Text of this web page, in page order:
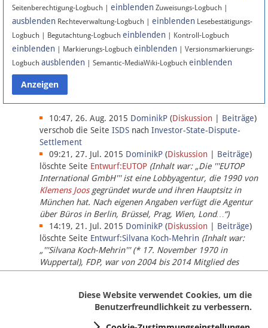
Instagram
Anmelden
Datenschutz
Über Lobbypedia
Impressum
Seitenberechtigung-Logbuch | einblenden Zuweisungs-Logbuch |
ausblenden Rechteverwaltung-Logbuch | einblenden Lesebestätigungs-
Logbuch | Begutachtung-Logbuch einblenden | Kontroll-Logbuch
einblenden | Markierungs-Logbuch einblenden | Versionsmarkierungs-
Logbuch ausblenden | Semantic-MediaWiki-Logbuch einblenden
10:47, 26. Aug. 2015 DominikP (Diskussion Beiträge)
verschob die Seite ISDS nach Investor-State-Dispute-
Settlement
09:21, 27. Jul. 2015 DominikP (Diskussion Beiträge)
löschte Seite Entwurf:EUTOP (Inhalt war: „Die '''EUTOP
International GmbH''' ist eine Lobbyagentur, die 1990 von
Klemens Joosgegründet wurde und ihren Hauptsitz in
München hat. Nach eigenen Angaben verfügt die Agentur
über Büros in Berlin, Brüssel, Prag, Wien, Lond…“)
14:19, 21. Jul. 2015 DominikP (Diskussion Beiträge)
löschte Seite Entwurf:Silvana Koch-Mehrin (Inhalt war:
„'''Silvana Koch-Mehrin''' (* 17. November 1970 in
Wuppertal), FDP, war von 2004 bis 2014 Mitglied des
Europäischen Parlaments, seit November 2014 ist sie für
Diese Website verwendet Cookies, um die
Benutzerfreundlichkeit zu verbessern.